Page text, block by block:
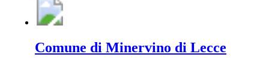
Comune di Minervino di Lecce